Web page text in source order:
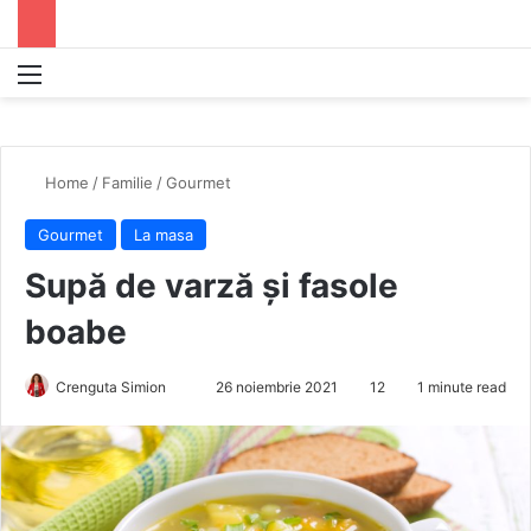
Home / Familie /Gourmet
Gourmet La masa
Supă de varză și fasole
boabe
Crenguta Simion
n
d
a
26 noiembrie 2021 12 1 minute read